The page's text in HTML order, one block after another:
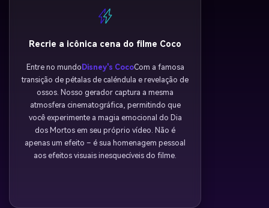
Recrie a icônica cena do filme Coco
Entre no mundoDisney's CocoCom a famosa
transição de pétalas de caléndula e revelação de
ossos. Nosso gerador captura a mesma
atmosfera cinematográfica, permitindo que
você experimente a magia emocional do Dia
dos Mortos em seu próprio vídeo. Não é
apenas um efeito – é sua homenagem pessoal
aos efeitos visuais inesquecíveis do filme.